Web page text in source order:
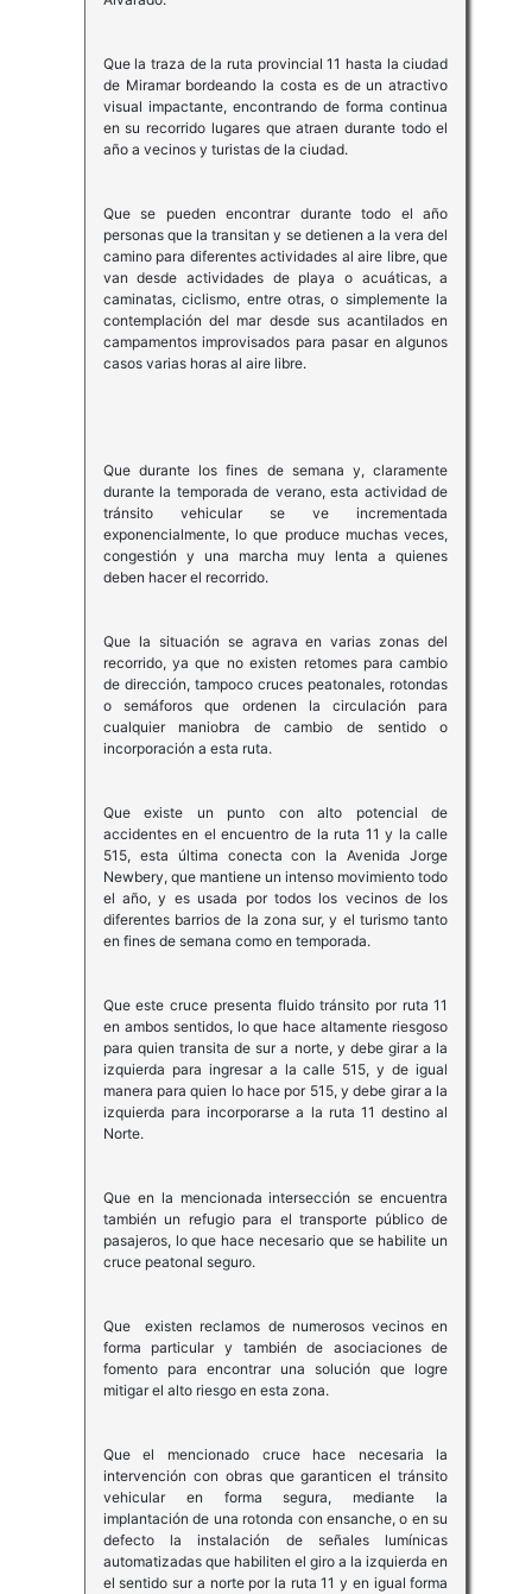
Que la traza de la ruta provincial 11 hasta la ciudad
de Miramar bordeando la costa es de un atractivo
visual impactante, encontrando de forma continua
en su recorrido lugares que atraen durante todo el
año a vecinos y turistas de la ciudad.
Que se pueden encontrar durante todo el año
personas que la transitan y se detienen a la vera del
camino para diferentes actividades al aire libre, que
van desde actividades de playa o acuáticas, a
caminatas, ciclismo, entre otras, o simplemente la
contemplación del mar desde sus acantilados en
campamentos improvisados para pasar en algunos
casos varias horas al aire libre.
Que durante los fines de semana y, claramente
durante la temporada de verano, esta actividad de
tránsito vehicular se ve incrementada
exponencialmente, lo que produce muchas veces,
congestión y una marcha muy lenta a quienes
deben hacer el recorrido.
Que la situación se agrava en varias zonas del
recorrido, ya que no existen retomes para cambio
de dirección, tampoco cruces peatonales, rotondas
o semáforos que ordenen la circulación para
cualquier maniobra de cambio de sentido o
incorporación a esta ruta.
Que existe un punto con alto potencial de
accidentes en el encuentro de la ruta 11 y la calle
515, esta última conecta con la Avenida Jorge
Newbery, que mantiene un intenso movimiento todo
el año, y es usada por todos los vecinos de los
diferentes barrios de la zona sur, y el turismo tanto
en fines de semana como en temporada.
Que este cruce presenta fluido tránsito por ruta 11
en ambos sentidos, lo que hace altamente riesgoso
para quien transita de sur a norte, y debe girar a la
izquierda para ingresar a la calle 515, y de igual
manera para quien lo hace por 515, y debe girar a la
izquierda para incorporarse a la ruta 11 destino al
Norte.
Que en la mencionada intersección se encuentra
también un refugio para el transporte público de
pasajeros, lo que hace necesario que se habilite un
cruce peatonal seguro.
Que existen reclamos de numerosos vecinos en
forma particular y también de asociaciones de
fomento para encontrar una solución que logre
mitigar el alto riesgo en esta zona.
Que el mencionado cruce hace necesaria la
intervención con obras que garanticen el tránsito
vehicular en forma segura, mediante la
implantación de una rotonda con ensanche, o en su
defecto la instalación de señales lumínicas
automatizadas que habiliten el giro a la izquierda en
el sentido sur a norte por la ruta 11 y en igual forma